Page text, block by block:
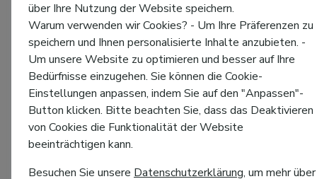
über Ihre Nutzung der Website speichern.
Warum verwenden wir Cookies? - Um Ihre Präferenzen zu
speichern und Ihnen personalisierte Inhalte anzubieten. -
Um unsere Website zu optimieren und besser auf Ihre
Bedürfnisse einzugehen. Sie können die Cookie-
Einstellungen anpassen, indem Sie auf den "Anpassen"-
Button klicken. Bitte beachten Sie, dass das Deaktivieren
von Cookies die Funktionalität der Website
beeinträchtigen kann.
Besuchen Sie unsere Datenschutzerklärung, um mehr über